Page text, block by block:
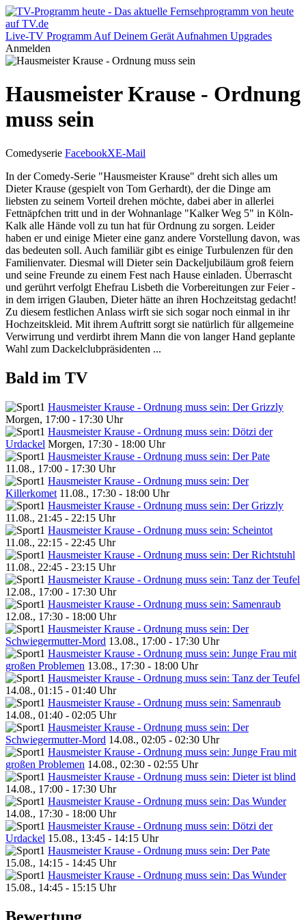
Live-TV Programm Auf Deinem Gerät Aufnahmen Upgrades
Anmelden
Hausmeister Krause - Ordnung
muss sein
Comedyserie FacebookXE-Mail
In der Comedy-Serie "Hausmeister Krause" dreht sich alles um
Dieter Krause (gespielt von Tom Gerhardt), der die Dinge am
liebsten zu seinem Vorteil drehen möchte, dabei aber in allerlei
Fettnäpfchen tritt und in der Wohnanlage "Kalker Weg 5" in Köln-
Kalk alle Hände voll zu tun hat für Ordnung zu sorgen. Leider
haben er und einige Mieter eine ganz andere Vorstellung davon, was
das bedeuten soll. Auch familiär gibt es einige Turbulenzen für den
Familienvater. Diesmal will Dieter sein Dackeljubiläum groß feiern
und seine Freunde zu einem Fest nach Hause einladen. Überrascht
und gerührt verfolgt Ehefrau Lisbeth die Vorbereitungen zur Feier -
in dem irrigen Glauben, Dieter hätte an ihren Hochzeitstag gedacht!
Zu diesem festlichen Anlass wirft sie sich sogar noch einmal in ihr
Hochzeitskleid. Mit ihrem Auftritt sorgt sie natürlich für allgemeine
Verwirrung und verdirbt ihrem Mann die von langer Hand geplante
Wahl zum Dackelclubpräsidenten ...
Bald im TV
Hausmeister Krause - Ordnung muss sein: Der Grizzly
Morgen, 17:00 - 17:30 Uhr
Hausmeister Krause - Ordnung muss sein: Dötzi der
Urdackel Morgen, 17:30 - 18:00 Uhr
Hausmeister Krause - Ordnung muss sein: Der Pate
11.08., 17:00 - 17:30 Uhr
Hausmeister Krause - Ordnung muss sein: Der
Killerkomet 11.08., 17:30 - 18:00 Uhr
Hausmeister Krause - Ordnung muss sein: Der Grizzly
11.08., 21:45 - 22:15 Uhr
Hausmeister Krause - Ordnung muss sein: Scheintot
11.08., 22:15 - 22:45 Uhr
Hausmeister Krause - Ordnung muss sein: Der Richtstuhl
11.08., 22:45 - 23:15 Uhr
Hausmeister Krause - Ordnung muss sein: Tanz der Teufel
12.08., 17:00 - 17:30 Uhr
Hausmeister Krause - Ordnung muss sein: Samenraub
12.08., 17:30 - 18:00 Uhr
Hausmeister Krause - Ordnung muss sein: Der
Schwiegermutter-Mord 13.08., 17:00 - 17:30 Uhr
Hausmeister Krause - Ordnung muss sein: Junge Frau mit
großen Problemen 13.08., 17:30 - 18:00 Uhr
Hausmeister Krause - Ordnung muss sein: Tanz der Teufel
14.08., 01:15 - 01:40 Uhr
Hausmeister Krause - Ordnung muss sein: Samenraub
14.08., 01:40 - 02:05 Uhr
Hausmeister Krause - Ordnung muss sein: Der
Schwiegermutter-Mord 14.08., 02:05 - 02:30 Uhr
Hausmeister Krause - Ordnung muss sein: Junge Frau mit
großen Problemen 14.08., 02:30 - 02:55 Uhr
Hausmeister Krause - Ordnung muss sein: Dieter ist blind
14.08., 17:00 - 17:30 Uhr
Hausmeister Krause - Ordnung muss sein: Das Wunder
14.08., 17:30 - 18:00 Uhr
Hausmeister Krause - Ordnung muss sein: Dötzi der
Urdackel 15.08., 13:45 - 14:15 Uhr
Hausmeister Krause - Ordnung muss sein: Der Pate
15.08., 14:15 - 14:45 Uhr
Hausmeister Krause - Ordnung muss sein: Das Wunder
15.08., 14:45 - 15:15 Uhr
Bewertung